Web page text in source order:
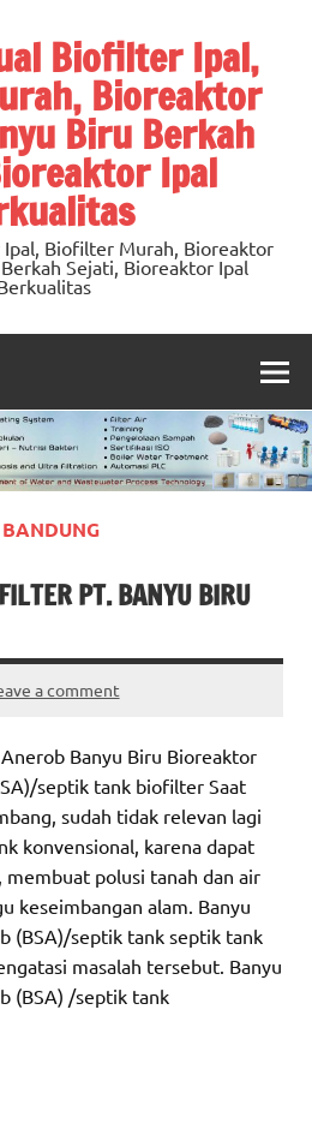
Biofilter Ipal,
Bioreaktor
Biru Berkah
Ipal
Biofilter Murah, Bioreaktor
Sejati, Bioreaktor Ipal
PT. BANYU BIRU
a comment
Banyu Biru Bioreaktor
septik tank biofilter Saat
sudah tidak relevan lagi
konvensional, karena dapat
polusi tanah dan air
keseimbangan alam. Banyu
(BSA)/septik tank septik tank
masalah tersebut. Banyu
(BSA) /septik tank